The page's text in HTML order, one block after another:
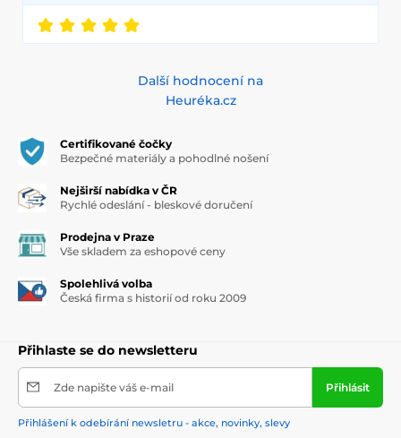
Další hodnocení na
Heuréka.cz
Certifikované čočky
Bezpečné materiály a pohodlné nošení
Nejširší nabídka v ČR
Rychlé odeslání - bleskové doručení
Prodejna v Praze
Vše skladem za eshopové ceny
Spolehlivá volba
Česká firma s historií od roku 2009
Přihlaste se do newsletteru
Zde napište váš e-mail Přihlásit
Přihlášení k odebírání newsletru - akce, novinky, slevy